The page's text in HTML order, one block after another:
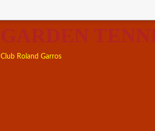
GARDEN
Club Roland Garros